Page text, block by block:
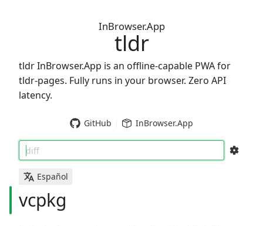
InBrowser.App
tldr
tldr InBrowser.App is an offline-capable PWA for
tldr-pages. Fully runs in your browser. Zero API
latency.
GitHub InBrowser.App
diff
Español
vcpkg